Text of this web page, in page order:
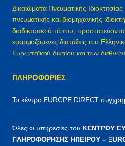
Δικαιώματα Πνευματικής
πνευματικής και βιομηχανικής
διαδικτυακού τόπου,
εφαρμοζόμενες διατάξεις του
Ευρωπαϊκού δικαίου και των
ΠΛΗΡΟΦΟΡΊΕΣ
Το κέντρο EUROPE DIRECT
Όλες οι υπηρεσίες του ΚΕΝΤΡΟΥ
ΠΛΗΡΟΦΟΡΗΣΗΣ ΗΠΕΙΡΟΥ –